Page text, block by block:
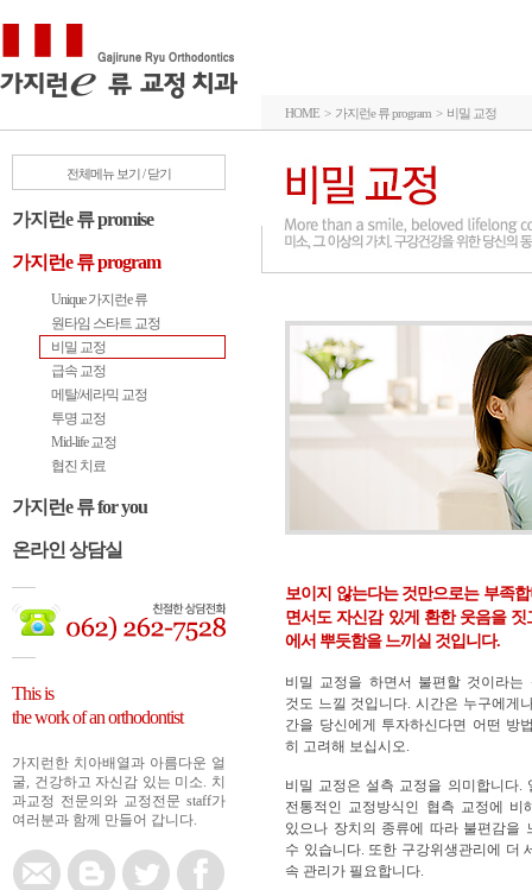
HOME > 가지런e 류 program > 비밀 교정
전체메뉴 보기 / 닫기
가지런e 류 promise
가지런e 류 program
Unique 가지런e 류
원타임 스타트 교정
비밀 교정
급속 교정
메탈/세라믹 교정
투명 교정
Mid-life 교정
협진 치료
가지런e 류 for you
온라인 상담실
This is
the work of an orthodontist
가지런한 치아배열과 아름다운 얼
굴, 건강하고 자신감 있는 미소. 치
과교정 전문의와 교정전문 staff가
여러분과 함께 만들어 갑니다.
보이지 않는다는 것만으로는 부족
면서도 자신감 있게 환한 웃음을
에서 뿌듯함을 느끼실 것입니다.
비밀 교정을 하면서 불편할 것이라는
것도 느낄 것입니다. 시간은 누구에게
간을 당신에게 투자하신다면 어떤 방
히 고려해 보십시오.
비밀 교정은 설측 교정을 의미합니다.
전통적인 교정방식인 협측 교정에 비
있으나 장치의 종류에 따라 불편감을
수 있습니다. 또한 구강위생관리에 더
속 관리가 필요합니다.